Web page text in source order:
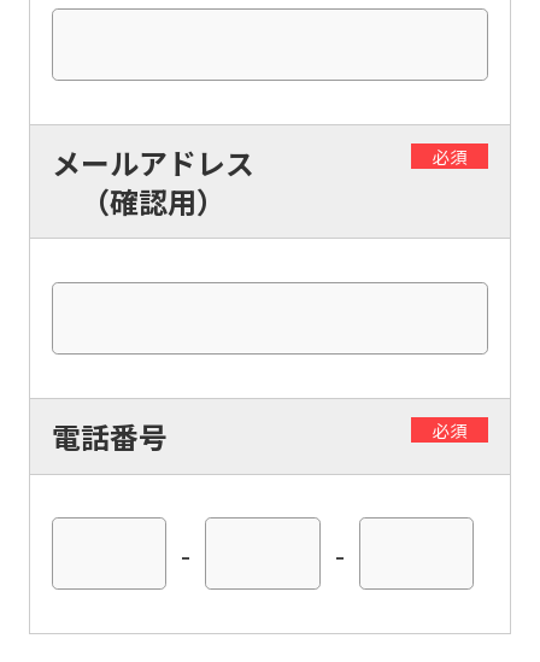
メールアドレス
（確認用）
必須
電話番号 必須
- -
Sports
is
automatically
into
English.
the
link
(start
automatic
translation)
to
return